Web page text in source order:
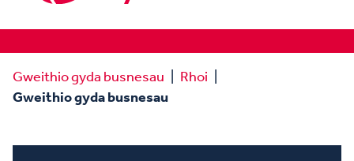
Gweithio gyda busnesau Rhoi
Gweithio gyda busnesau